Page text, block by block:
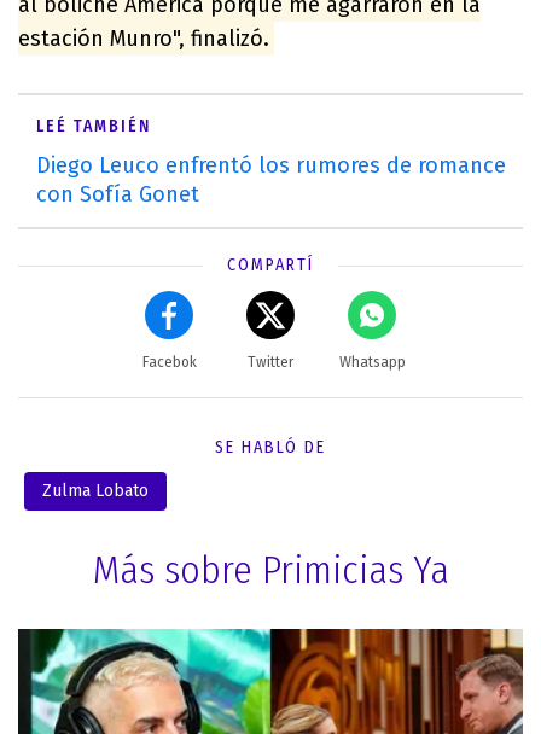
estación Munro", finalizó.
LEÉ TAMBIÉN
Diego Leuco enfrentó los rumores de romance
con Sofía Gonet
COMPARTÍ
Facebok Twitter Whatsapp
SE HABLÓ DE
Zulma Lobato
Más sobre Primicias Ya